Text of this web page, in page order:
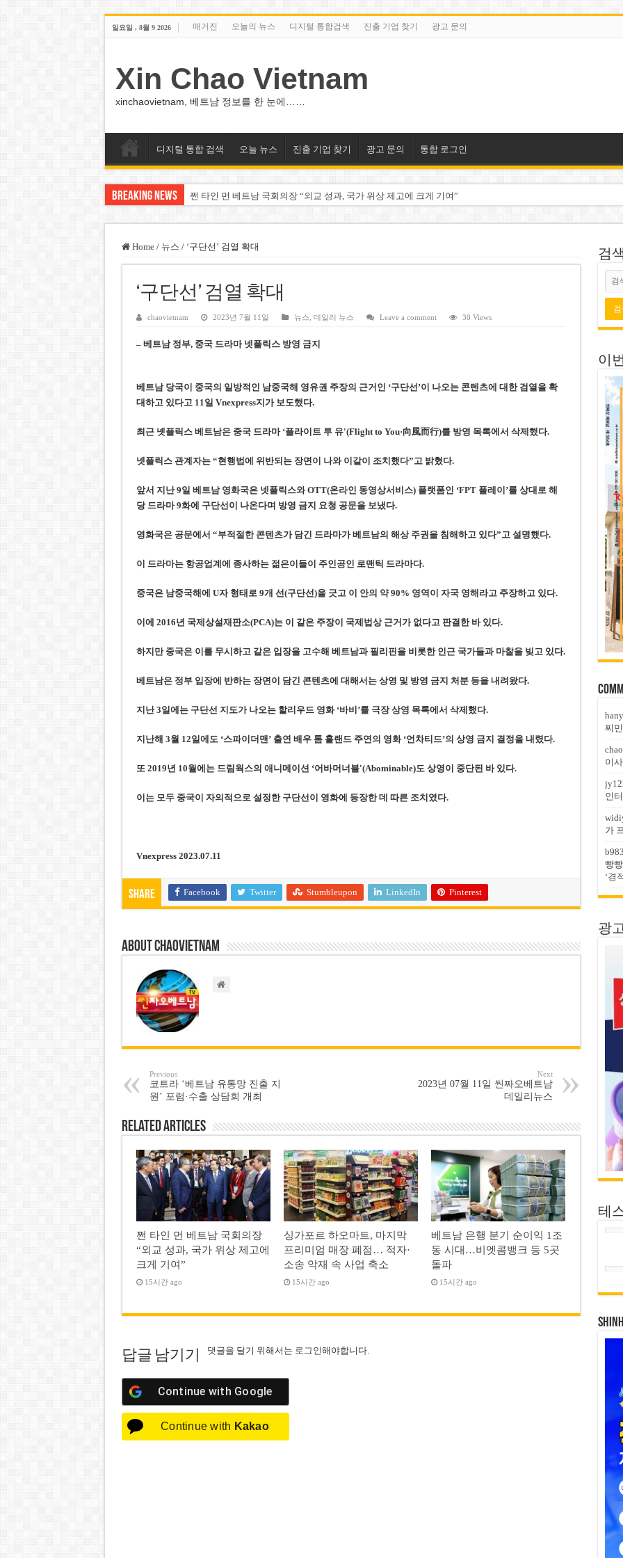
일요일 , 8월 9 2026 매거진 오늘의 뉴스 디지털 통합검색 진출 기업 찾기 광고 문의
Xin Chao Vietnam
xinchaovietnam, 베트남 정보를 한 눈에……
디지털 통합 검색 오늘 뉴스 진출 기업 찾기 광고 문의 통합 로그인
Breaking News 쩐 타인 먼 베트남 국회의장 “외교 성과, 국가 위상 제고에 크게 기여”
베트남 은행 분기 순이익 1조 동 시대…비엣콤뱅크 등 5곳 돌파
PNJ, 다이아몬드 밀수 여파에 2분기 적자… 10월 임시 주총 개최
팜 녓 브엉 빈그룹 회장 딸, 그룹 계열사 경영에 첫 등장
케펠, 투티엠 엠파이어시티 지분 전량 2억7000만 달러에 매각
베트남 MB은행, 2026년 수익 목표 자신…부동산 대출 비율 13% 고수
‘1,000억 달러 남북고속철 투자’ 호언장담 메콜로르 회장 체포
베트남 세무당국, 납세자 정보 공개 기준·절차 명확화
Home / 뉴스 / ‘구단선’ 검열 확대
‘구단선’ 검열 확대
chaovietnam 2023년 7월 11일 뉴스 데일리 뉴스 Leave a comment 30 Views
– 베트남 정부, 중국 드라마 넷플릭스 방영 금지
베트남 당국이 중국의 일방적인 남중국해 영유권 주장의 근거인 ‘구단선’이 나오는 콘텐츠에 대한 검열을 확
대하고 있다고 11일 Vnexpress지가 보도했다.
최근 넷플릭스 베트남은 중국 드라마 ‘플라이트 투 유'(Flight to You·向風而行)를 방영 목록에서 삭제했다.
넷플릭스 관계자는 “현행법에 위반되는 장면이 나와 이같이 조치했다”고 밝혔다.
앞서 지난 9일 베트남 영화국은 넷플릭스와 OTT(온라인 동영상서비스) 플랫폼인 ‘FPT 플레이’를 상대로 해
당 드라마 9화에 구단선이 나온다며 방영 금지 요청 공문을 보냈다.
영화국은 공문에서 “부적절한 콘텐츠가 담긴 드라마가 베트남의 해상 주권을 침해하고 있다”고 설명했다.
이 드라마는 항공업계에 종사하는 젊은이들이 주인공인 로맨틱 드라마다.
중국은 남중국해에 U자 형태로 9개 선(구단선)을 긋고 이 안의 약 90% 영역이 자국 영해라고 주장하고 있다.
이에 2016년 국제상설재판소(PCA)는 이 같은 주장이 국제법상 근거가 없다고 판결한 바 있다.
하지만 중국은 이를 무시하고 같은 입장을 고수해 베트남과 필리핀을 비롯한 인근 국가들과 마찰을 빚고 있다.
베트남은 정부 입장에 반하는 장면이 담긴 콘텐츠에 대해서는 상영 및 방영 금지 처분 등을 내려왔다.
지난 3일에는 구단선 지도가 나오는 할리우드 영화 ‘바비’를 극장 상영 목록에서 삭제했다.
지난해 3월 12일에도 ‘스파이더맨’ 출연 배우 톰 홀랜드 주연의 영화 ‘언차티드’의 상영 금지 결정을 내렸다.
또 2019년 10월에는 드림웍스의 애니메이션 ‘어바머너블'(Abominable)도 상영이 중단된 바 있다.
이는 모두 중국이 자의적으로 설정한 구단선이 영화에 등장한 데 따른 조치였다.
Vnexpress 2023.07.11
Share Facebook Twitter Stumbleupon LinkedIn Pinterest
About chaovietnam
Previous
코트라 ‘베트남 유통망 진출 지
원’ 포럼·수출 상담회 개최
Next
2023년 07월 11일 씬짜오베트남
데일리뉴스
Related Articles
쩐 타인 먼 베트남 국회의장
“외교 성과, 국가 위상 제고에
크게 기여”
15시간 ago
싱가포르 하오마트, 마지막
프리미엄 매장 폐점… 적자·
소송 악재 속 사업 축소
15시간 ago
베트남 은행 분기 순이익 1조
동 시대…비엣콤뱅크 등 5곳
돌파
15시간 ago
답글 남기기 댓글을 달기 위해서는 로그인해야합니다.
Continue with Google
Continue with Kakao
검
이
찌
이
인
가
빵
‘경
광
테